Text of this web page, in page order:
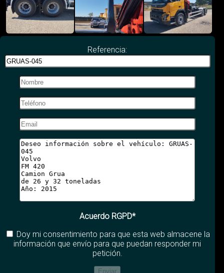
Referencia:
Acuerdo RGPD*
Doy mi consentimiento para que esta web almacene la
información que envío para que puedan responder mi
petición.